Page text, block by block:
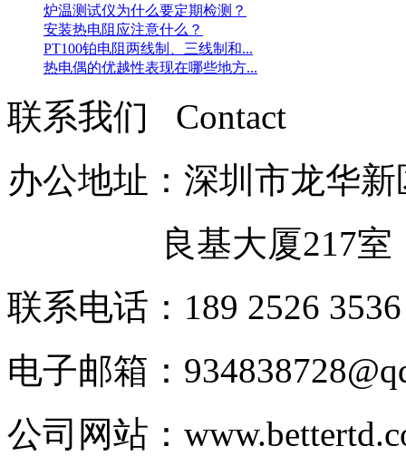
炉温测试仪为什么要定期检测？
安装热电阻应注意什么？
PT100铂电阻两线制、三线制和...
热电偶的优越性表现在哪些地方...
联系我们 Contact
办公地址：深圳市龙华
良基大厦217室
联系电话：189 2526 3536
电子邮箱：
公司网站：